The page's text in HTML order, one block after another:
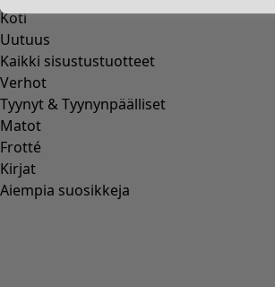
Koti
Uutuus
Kaikki sisustustuotteet
Verhot
Tyynyt & Tyynynpäälliset
Matot
Frotté
Kirjat
Aiempia suosikkeja